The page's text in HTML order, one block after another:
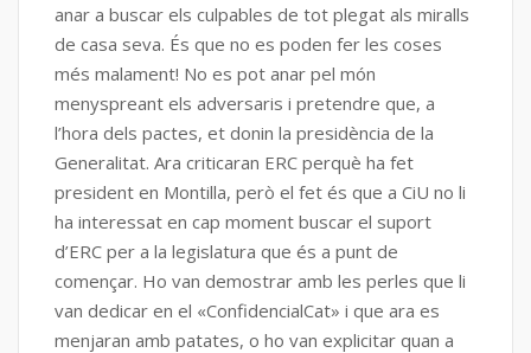
anar a buscar els culpables de tot plegat als miralls
de casa seva. És que no es poden fer les coses
més malament! No es pot anar pel món
menyspreant els adversaris i pretendre que, a
l’hora dels pactes, et donin la presidència de la
Generalitat. Ara criticaran ERC perquè ha fet
president en Montilla, però el fet és que a CiU no li
ha interessat en cap moment buscar el suport
d’ERC per a la legislatura que és a punt de
començar. Ho van demostrar amb les perles que li
van dedicar en el «ConfidencialCat» i que ara es
menjaran amb patates, o ho van explicitar quan a